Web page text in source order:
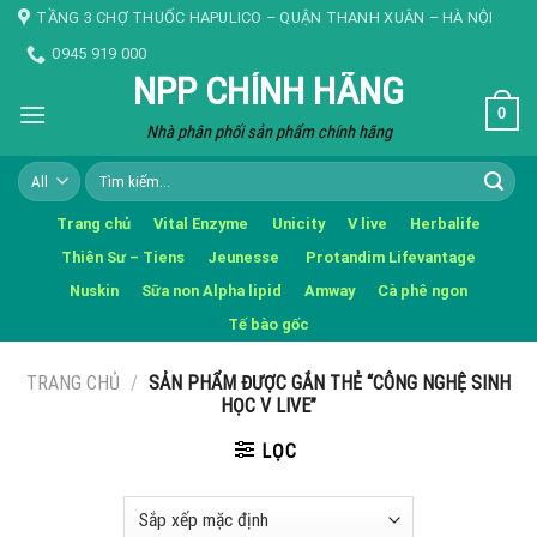
Skip TẦNG 3 CHỢ THUỐC HAPULICO – QUẬN THANH XUÂN – HÀ NỘI
0945 919 000
NPP CHÍNH HÃNG
Nhà phân phối sản phẩm chính hãng
0
Tìm
kiếm:
Trang chủ Vital Enzyme Unicity V live
Herbalife
Thiên Sư – Tiens
Jeunesse
Protandim Lifevantage
Nuskin
Sữa non Alpha lipid Amway
Cà phê ngon
Tế bào gốc
TRANG CHỦ / SẢN PHẨM ĐƯỢC GẮN THẺ “CÔNG NGHỆ SINH
HỌC V LIVE”
LỌC